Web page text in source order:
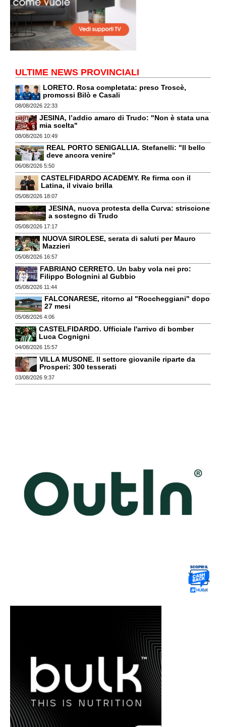
ULTIME NEWS PROVINCIALI
LORETO. Rosa completata: preso Troscè,
promossi Bilò e Casali
08/08/2026 22:33
JESINA, l’addio amaro di Trudo: "Non è stata una
mia scelta"
08/08/2026 10:49
REAL PORTO SENIGALLIA. Stefanelli: "Il bello
deve ancora venire"
06/08/2026 5:50
CASTELFIDARDO ACADEMY. Re firma con il
Latina, il vivaio brilla
05/08/2026 18:07
JESINA, nuova protesta della Curva: striscione
a sostegno di Trudo
05/08/2026 17:17
NUOVA SIROLESE, serata di saluti per Mauro
Mazzieri
05/08/2026 16:57
FABRIANO CERRETO. Un baby vola nei pro:
Filippo Bolognini al Gubbio
05/08/2026 11:44
FALCONARESE, ritorno al "Roccheggiani" dopo
27 mesi
05/08/2026 4:06
CASTELFIDARDO. Ufficiale l'arrivo di bomber
Luca Cognigni
04/08/2026 15:57
VILLA MUSONE. Il settore giovanile riparte da
Prosperi: 300 tesserati
03/08/2026 9:37